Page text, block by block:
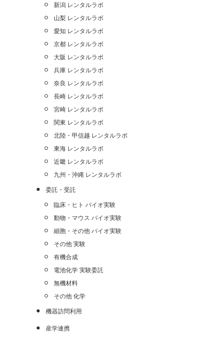
新潟 レンタルラボ
山梨 レンタルラボ
愛知 レンタルラボ
京都 レンタルラボ
大阪 レンタルラボ
兵庫 レンタルラボ
奈良 レンタルラボ
長崎 レンタルラボ
宮崎 レンタルラボ
関東 レンタルラボ
北陸・甲信越 レンタルラボ
東海 レンタルラボ
近畿 レンタルラボ
九州・沖縄 レンタルラボ
委託・受託
臨床・ヒト バイオ実験
動物・マウス バイオ実験
細胞・その他 バイオ実験
その他 実験
有機合成
電池化学 実験委託
無機材料
その他 化学
機器訪問利用
産学連携